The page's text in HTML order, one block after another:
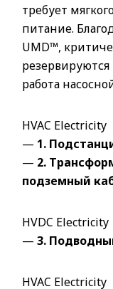
требует
питание.
UMD™,
резервируются
работа
HVAC Electricity
— 1.
— 2.
подземный
HVDC Electricity
—3.
HVAC Electricity